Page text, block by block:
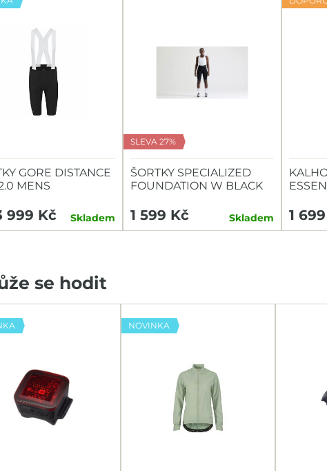
GORE DISTANCE
MENS
999 Kč Skladem
SLEVA 27%
ŠORTKY SPECIALIZED
FOUNDATION W BLACK
1 599 Kč Skladem 1
se hodit
NOVINKA